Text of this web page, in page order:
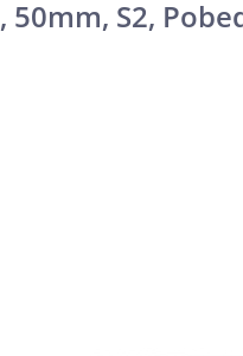
50mm, S2,